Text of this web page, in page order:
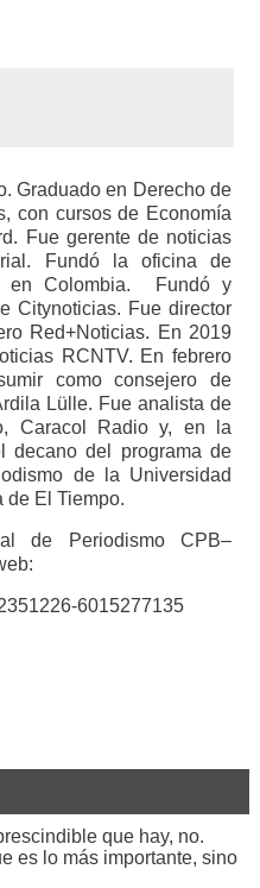
Graduado en Derecho de
con cursos de Economía
Fue gerente de noticias
Fundó la oficina de
en Colombia. Fundó y
Citynoticias. Fue director
Red+Noticias. En 2019
RCNTV. En febrero
como consejero de
Lülle. Fue analista de
Caracol Radio y, en la
decano del programa de
de la Universidad
de El Tiempo.
de Periodismo CPB–
6015277135
que hay, no.
es lo más importante, sino